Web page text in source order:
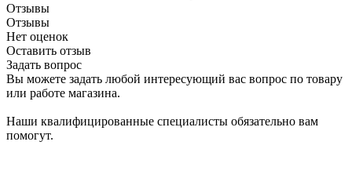
Отзывы
Отзывы
Нет оценок
Оставить отзыв
Задать вопрос
Вы можете задать любой интересующий вас вопрос по товару
или работе магазина.
Наши квалифицированные специалисты обязательно вам
помогут.